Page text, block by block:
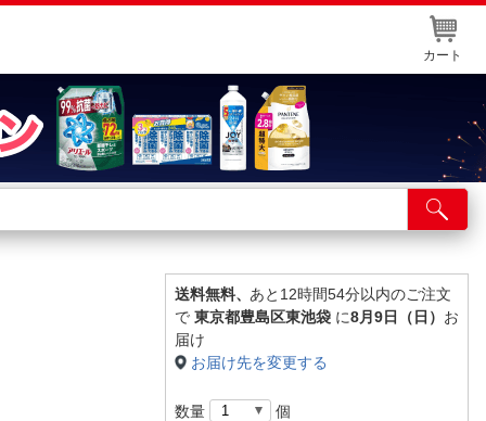
カート
舗サービス
ト取り置き
送料無料、 あと12時間54分以内のご注文
で 東京都豊島区東池袋 に8月9日（日） お
届け
お届け先を変更する
数量 個